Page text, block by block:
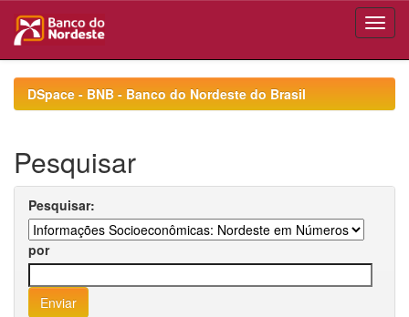
navigationDSpace - BNB - Banco do Nordeste do Brasil
Pesquisar
Pesquisar:
por